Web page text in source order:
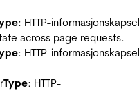
: HTTP-informasjonskapsel
across page requests.
: HTTP-informasjonskapsel
Type: HTTP-